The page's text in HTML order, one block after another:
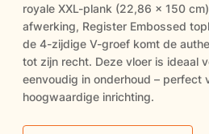
royale XXL-plank (22,86 x 150
afwerking, Register Embossed
de 4-zijdige V-groef komt de
tot zijn recht. Deze vloer is ideaal
eenvoudig in onderhoud – perfect
hoogwaardige inrichting.